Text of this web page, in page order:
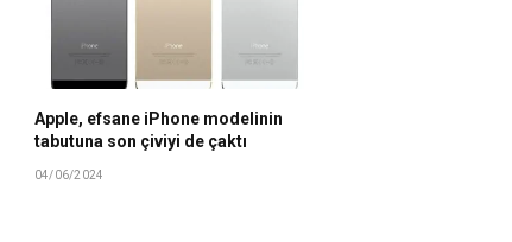
Apple, efsane iPhone modelinin
tabutuna son çiviyi de çaktı
04/06/2024